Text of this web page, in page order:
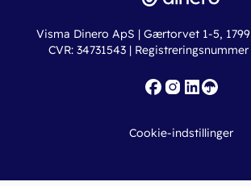
Erhvervslån
Fakturaskabeloner
Online regnskabskurser
Ny virksomhed
Iværksætterlegat
Visma Dinero ApS | Gærtorvet 1-5,
CVR: 34731543 |
Cookie-indstillinger